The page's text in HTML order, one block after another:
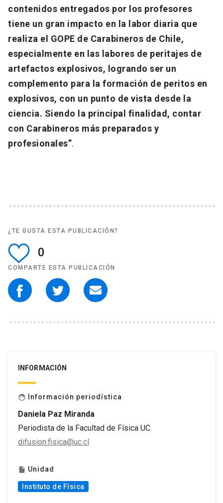
contenidos entregados por los profesores
tiene un gran impacto en la labor diaria que
realiza el GOPE de Carabineros de Chile,
especialmente en las labores de peritajes de
artefactos explosivos, logrando ser un
complemento para la formación de peritos en
explosivos, con un punto de vista desde la
ciencia. Siendo la principal finalidad, contar
con Carabineros más preparados y
profesionales”.
¿TE GUSTA ESTA PUBLICACIÓN?
0
COMPARTE ESTA PUBLICACIÓN
INFORMACIÓN
face Información periodística
Daniela Paz Miranda
Periodista de la Facultad de Física UC.
difusion.fisica@uc.cl
insert_drive_file Unidad
Instituto de Física